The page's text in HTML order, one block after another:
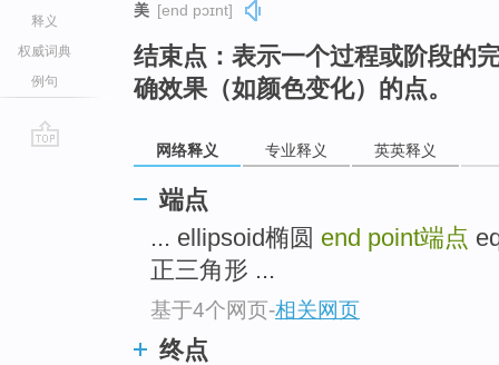
释义
权威词典
例句
美 [end pɔɪnt]
结束点：表示一个过程或阶段的
确效果（如颜色变化）的点。
网络释义 专业释义 英英释义
端点
... ellipsoid椭圆 end point端点
正三角形 ...
基于4个网页-相关网页
终点